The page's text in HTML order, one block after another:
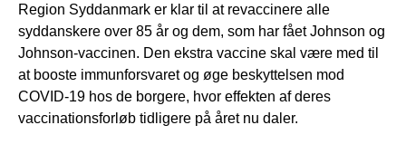
Region Syddanmark er klar til at revaccinere alle
syddanskere over 85 år og dem, som har fået Johnson og
Johnson-vaccinen. Den ekstra vaccine skal være med til
at booste immunforsvaret og øge beskyttelsen mod
COVID-19 hos de borgere, hvor effekten af deres
vaccinationsforløb tidligere på året nu daler.